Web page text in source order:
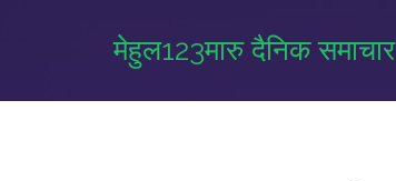
मेहुल123मारु दैनिक समाचार